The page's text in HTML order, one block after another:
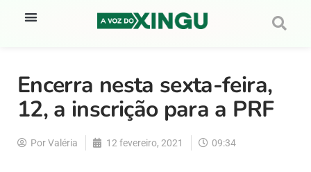
Encerra nesta sexta-feira,
12, a inscrição para a PRF
PorValéria 12 fevereiro, 2021 09:34